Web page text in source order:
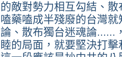
的敵對勢力相互勾結、
嗑藥嗑成半殘廢的台灣
論、散布獨台迷魂論......
睦的局面，就要堅決打